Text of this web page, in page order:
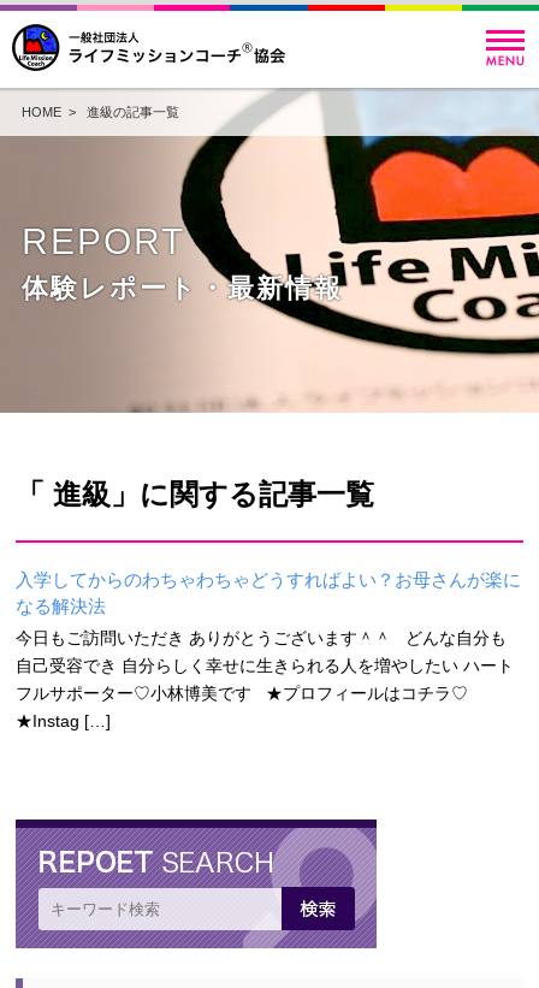
HOME> 進級の記事一覧
REPORT
体験レポート・最新情報
「 進級」に関する記事一覧
入学してからのわちゃわちゃどうすればよい？お母さんが楽に
なる解決法
今日もご訪問いただき ありがとうございます＾＾ どんな自分も
自己受容でき 自分らしく幸せに生きられる人を増やしたい ハート
フルサポーター♡小林博美です ★プロフィールはコチラ♡
★Instag […]